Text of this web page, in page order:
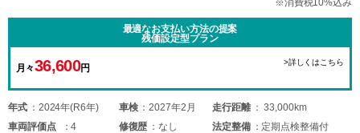
最適なお支払い方法の提案
残価設定型プラン
月々36,600円
>詳しくはこちら
年式 2024年(R6年) 車検 2027年2月 走行距離
33,000km
車両評価点 4 修復歴 なし 法定整備
定期点検整備付